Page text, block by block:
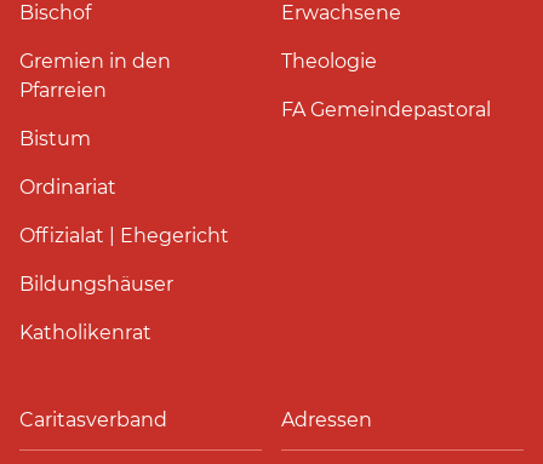
Bischof
Gremien in den
Pfarreien
Bistum
Ordinariat
Offizialat | Ehegericht
Bildungshäuser
Katholikenrat
Erwachsene
Theologie
FA Gemeindepastoral
Caritasverband Adressen